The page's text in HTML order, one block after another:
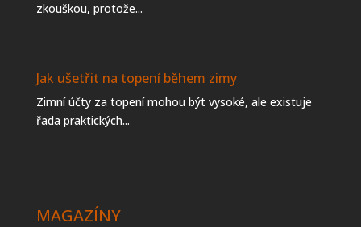
zkouškou, protože...
Jak ušetřit na topení během zimy
Zimní účty za topení mohou být vysoké, ale existuje
řada praktických...
MAGAZÍNY